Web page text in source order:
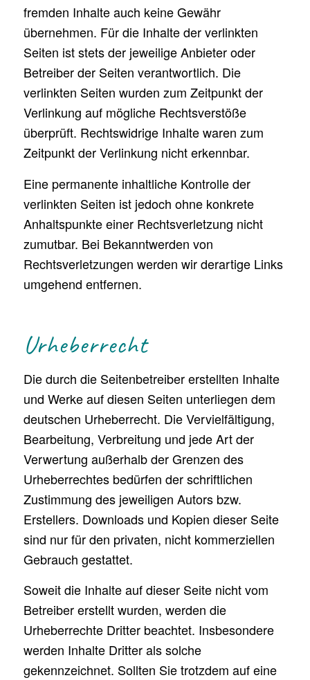
fremden Inhalte auch keine Gewähr
übernehmen. Für die Inhalte der verlinkten
Seiten ist stets der jeweilige Anbieter oder
Betreiber der Seiten verantwortlich. Die
verlinkten Seiten wurden zum Zeitpunkt der
Verlinkung auf mögliche Rechtsverstöße
überprüft. Rechtswidrige Inhalte waren zum
Zeitpunkt der Verlinkung nicht erkennbar.
Eine permanente inhaltliche Kontrolle der
verlinkten Seiten ist jedoch ohne konkrete
Anhaltspunkte einer Rechtsverletzung nicht
zumutbar. Bei Bekanntwerden von
Rechtsverletzungen werden wir derartige Links
umgehend entfernen.
Urheberrecht
Die durch die Seitenbetreiber erstellten Inhalte
und Werke auf diesen Seiten unterliegen dem
deutschen Urheberrecht. Die Vervielfältigung,
Bearbeitung, Verbreitung und jede Art der
Verwertung außerhalb der Grenzen des
Urheberrechtes bedürfen der schriftlichen
Zustimmung des jeweiligen Autors bzw.
Erstellers. Downloads und Kopien dieser Seite
sind nur für den privaten, nicht kommerziellen
Gebrauch gestattet.
Soweit die Inhalte auf dieser Seite nicht vom
Betreiber erstellt wurden, werden die
Urheberrechte Dritter beachtet. Insbesondere
werden Inhalte Dritter als solche
gekennzeichnet. Sollten Sie trotzdem auf eine